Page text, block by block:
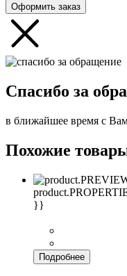
Оформить заказ
Спасибо за
в ближайшее время с
Похожие
}}
Подробнее